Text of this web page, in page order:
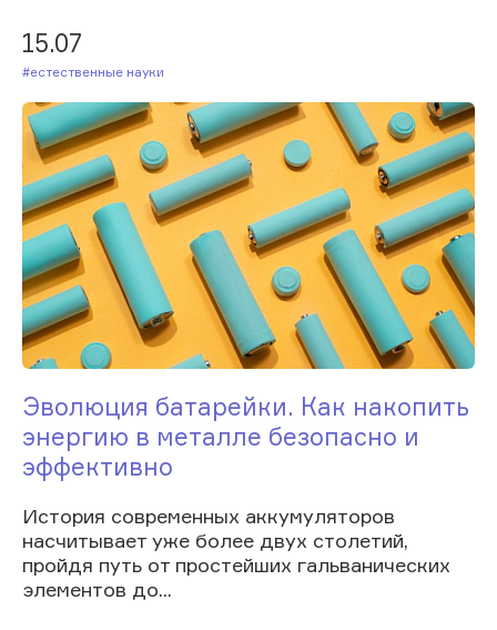
15.07
#Естественные науки
Эволюция батарейки. Как накопить
энергию в металле безопасно и
эффективно
История современных аккумуляторов
насчитывает уже более двух столетий,
пройдя путь от простейших гальванических
элементов до...